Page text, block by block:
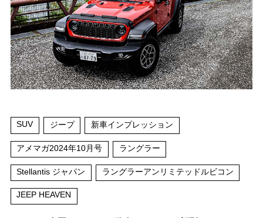
SUV ジープ 新車インプレッション
アメマガ2024年10月号 ラングラー
Stellantis ジャパン ラングラーアンリミテッドルビコン
JEEP HEAVEN